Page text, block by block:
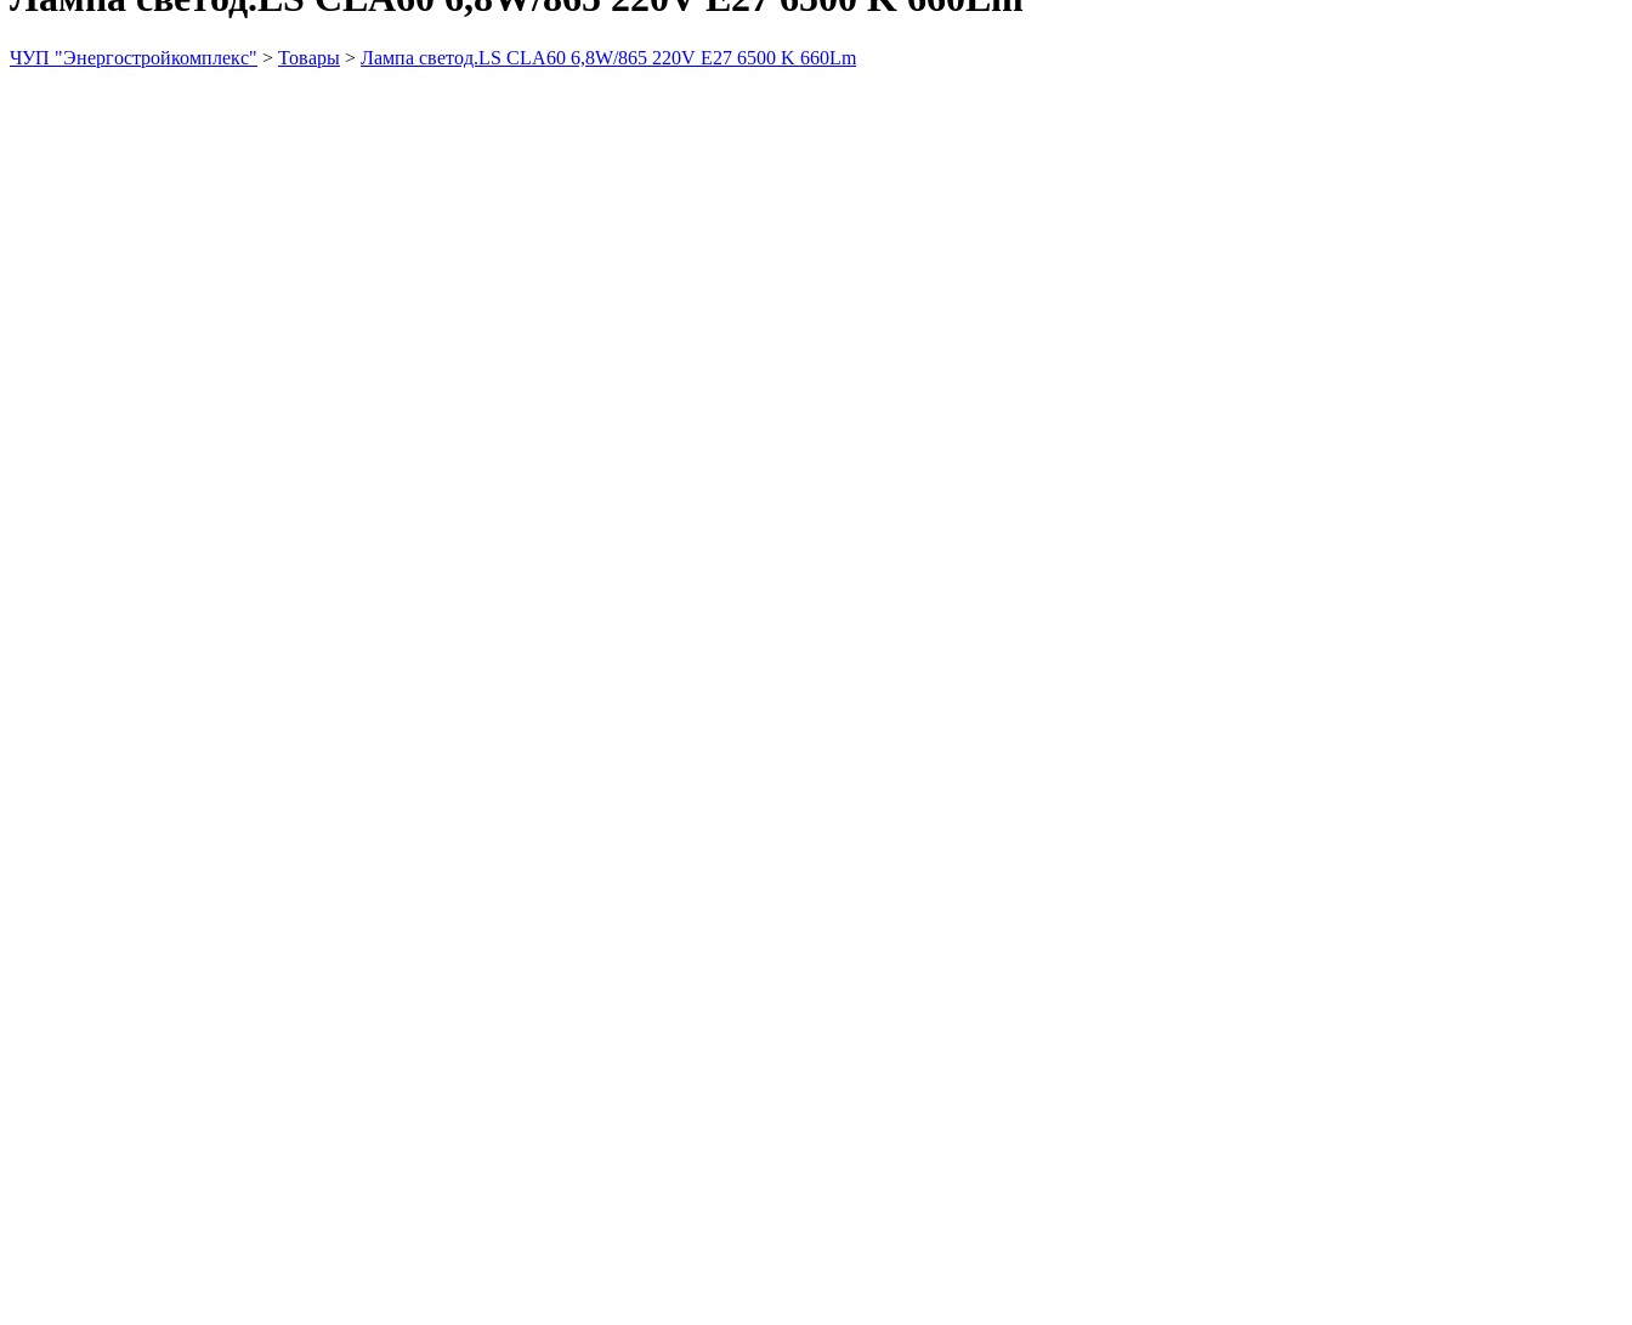
ЧУП "Энергостройкомплекс" > Товары > Лампа светод.LS CLA60 6,8W/865 220V E27 6500 K 660Lm